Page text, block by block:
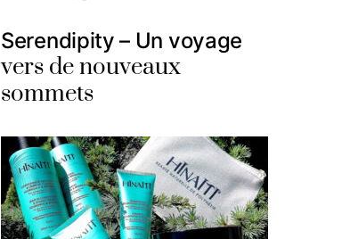
Serendipity – Un voyage
vers de nouveaux
sommets